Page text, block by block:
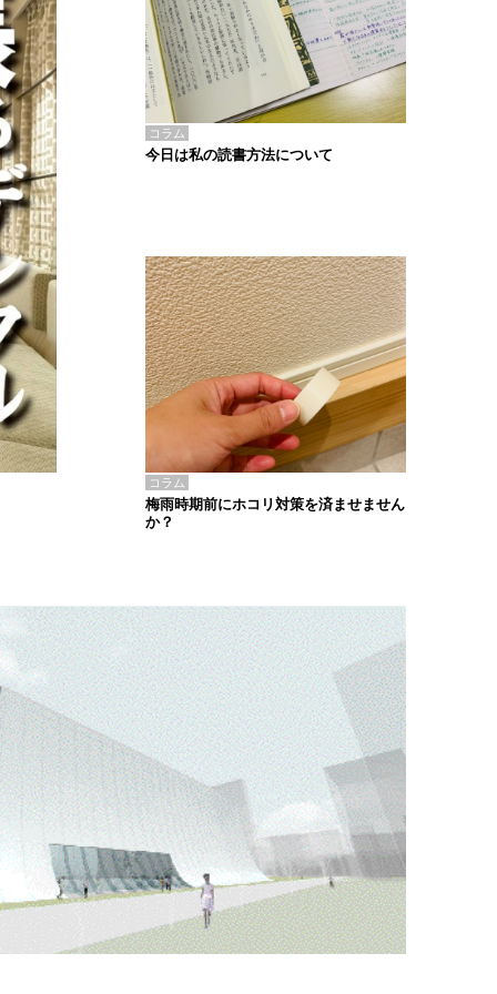
コラム
今日は私の読書方法について
コラム
梅雨時期前にホコリ対策を済ませません
か？